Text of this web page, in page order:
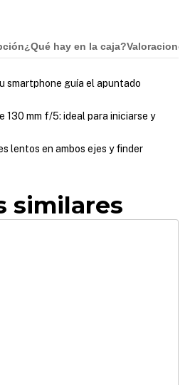
¿Qué hay en la caja?
smartphone guía el apuntado
130 mm f/5: ideal para iniciarse y
lentos en ambos ejes y finder
similares